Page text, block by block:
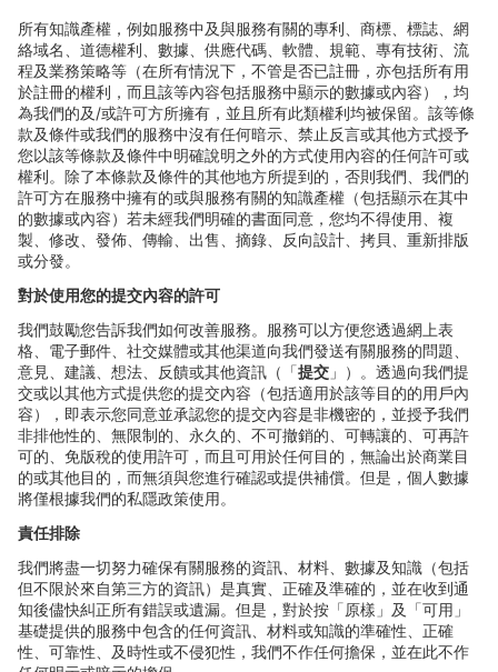
所有知識產權，例如服務中及與服務有關的專利、商標、標誌、網
絡域名、道德權利、數據、供應代碼、軟體、規範、專有技術、流
程及業務策略等（在所有情況下，不管是否已註冊，亦包括所有用
於註冊的權利，而且該等內容包括服務中顯示的數據或內容），均
為我們的及/或許可方所擁有，並且所有此類權利均被保留。該等條
款及條件或我們的服務中沒有任何暗示、禁止反言或其他方式授予
您以該等條款及條件中明確說明之外的方式使用內容的任何許可或
權利。除了本條款及條件的其他地方所提到的，否則我們、我們的
許可方在服務中擁有的或與服務有關的知識產權（包括顯示在其中
的數據或內容）若未經我們明確的書面同意，您均不得使用、複
製、修改、發佈、傳輸、出售、摘錄、反向設計、拷貝、重新排版
或分發。
對於使用您的提交內容的許可
我們鼓勵您告訴我們如何改善服務。服務可以方便您透過網上表
格、電子郵件、社交媒體或其他渠道向我們發送有關服務的問題、
意見、建議、想法、反饋或其他資訊（「提交 」）。透過向我們提
交或以其他方式提供您的提交內容（包括適用於該等目的的用戶內
容），即表示您同意並承認您的提交內容是非機密的，並授予我們
非排他性的、無限制的、永久的、不可撤銷的、可轉讓的、可再許
可的、免版稅的使用許可，而且可用於任何目的，無論出於商業目
的或其他目的，而無須與您進行確認或提供補償。但是，個人數據
將僅根據我們的私隱政策使用。
責任排除
我們將盡一切努力確保有關服務的資訊、材料、數據及知識（包括
但不限於來自第三方的資訊）是真實、正確及準確的，並在收到通
知後儘快糾正所有錯誤或遺漏。但是，對於按「原樣」及「可用」
基礎提供的服務中包含的任何資訊、材料或知識的準確性、正確
性、可靠性、及時性或不侵犯性，我們不作任何擔保，並在此不作